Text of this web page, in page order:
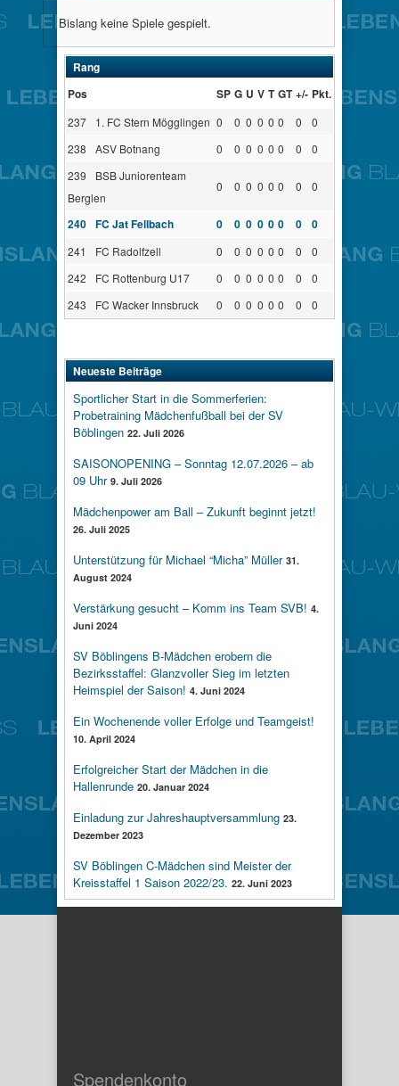
Bislang keine Spiele gespielt.
Rang
Pos
SP G U V T GT +/- Pkt.
237 1. FC Stern Mögglingen 0 0 0 0 0 0 0
0
238
ASV Botnang 0 0 0 0 0 0 0
0
239
BSB Juniorenteam
Berglen
0 0 0 0 0 0 0 0
240 FC Jat Fellbach 0 0 0 0 0 0 0 0
241 FC Radolfzell 0 0 0 0 0 0 0
0
242
FC Rottenburg U17 0 0 0 0 0 0 0
0
243
FC Wacker Innsbruck 0 0 0 0 0 0 0 0
Neueste Beiträge
Sportlicher Start in die Sommerferien:
Probetraining Mädchenfußball bei der SV
Böblingen 22. Juli 2026
SAISONOPENING – Sonntag 12.07.2026 – ab
09 Uhr 9. Juli 2026
Mädchenpower am Ball – Zukunft beginnt jetzt!
26. Juli 2025
Unterstützung für Michael “Micha” Müller 31.
August 2024
Verstärkung gesucht – Komm ins Team SVB! 4.
Juni 2024
SV Böblingens B-Mädchen erobern die
Bezirksstaffel: Glanzvoller Sieg im letzten
Heimspiel der Saison! 4. Juni 2024
Ein Wochenende voller Erfolge und Teamgeist!
10. April 2024
Erfolgreicher Start der Mädchen in die
Hallenrunde 20. Januar 2024
Einladung zur Jahreshauptversammlung 23.
Dezember 2023
SV Böblingen C-Mädchen sind Meister der
Kreisstaffel 1 Saison 2022/23. 22. Juni 2023
Spendenkonto